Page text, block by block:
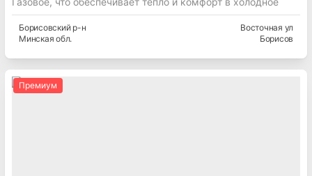
Борисовскийр-н
Минская обл.
Восточная ул
Борисов
Премиум